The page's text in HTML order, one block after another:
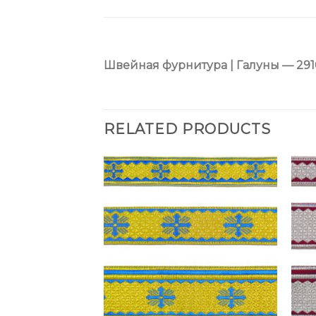
Швейная фурнитура | Галуны —
RELATED PRODUCTS